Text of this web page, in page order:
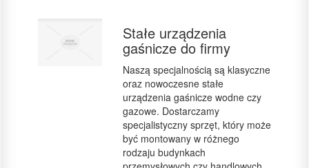
Stałe urządzenia
gaśnicze do firmy
Naszą specjalnością są klasyczne
oraz nowoczesne stałe
urządzenia gaśnicze wodne czy
gazowe. Dostarczamy
specjalistyczny sprzęt, który może
być montowany w różnego
rodzaju budynkach